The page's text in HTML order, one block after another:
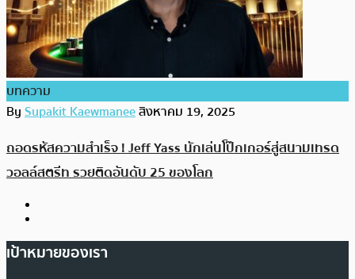
บทความ
BySupakit Kaewmaneeสิงหาคม 19, 2025
ถอดรหัสความสำเร็จ ! Jeff Yass นักเล่นโป๊กเกอร์สู่สนามเทรด
วอลล์สตรีท รวยติดอันดับ 25 ของโลก
เป้าหมายของเรา